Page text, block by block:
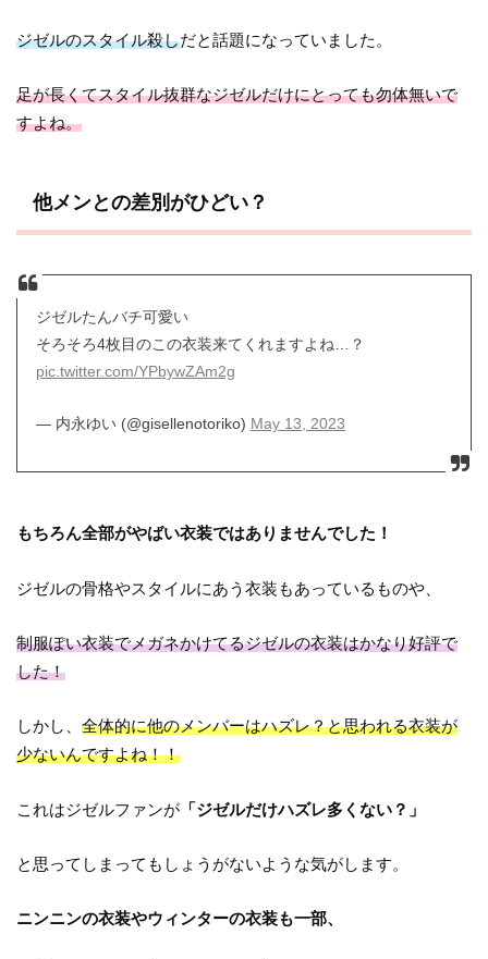
ジゼルのスタイル殺しだと話題になっていました。
足が長くてスタイル抜群なジゼルだけにとっても勿体無いで
すよね。
他メンとの差別がひどい？
ジゼルたんバチ可愛い
そろそろ4枚目のこの衣装来てくれますよね…？
pic.twitter.com/YPbywZAm2g
— 内永ゆい (@gisellenotoriko) May 13, 2023
もちろん全部がやばい衣装ではありませんでした！
ジゼルの骨格やスタイルにあう衣装もあっているものや、
制服ぽい衣装でメガネかけてるジゼルの衣装はかなり好評で
した！
しかし、全体的に他のメンバーはハズレ？と思われる衣装が
少ないんですよね！！
これはジゼルファンが 「ジゼルだけハズレ多くない？」
と思ってしまってもしょうがないような気がします。
ニンニンの衣装やウィンターの衣装も一部、